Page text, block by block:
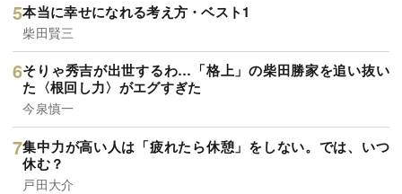
本当に幸せになれる考え方・ベスト1
柴田賢三
そりゃ秀吉が出世するわ…「格上」の柴田勝家を追い抜い
た〈根回し力〉がエグすぎた
今泉慎一
集中力が高い人は「疲れたら休憩」をしない。では、いつ
休む？
戸田大介